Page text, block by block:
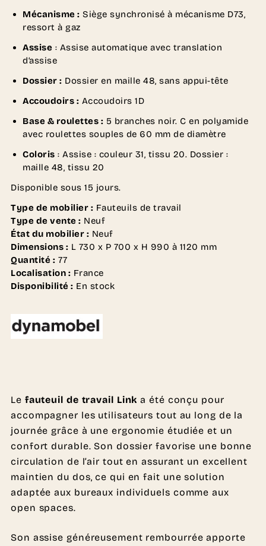
Mécanisme : Siège synchronisé à mécanisme D73,
ressort à gaz
Assise : Assise automatique avec translation
d’assise
Dossier : Dossier en maille 48, sans appui-tête
Accoudoirs : Accoudoirs 1D
Base & roulettes : 5 branches noir. C en polyamide
avec roulettes souples de 60 mm de diamètre
Coloris : Assise : couleur 31, tissu 20. Dossier :
maille 48, tissu 20
Disponible sous 15 jours.
Type de mobilier : Fauteuils de travail
Type de vente : Neuf
État du mobilier : Neuf
Dimensions : L 730 x P 700 x H 990 à 1120 mm
Quantité : 77
Localisation : France
Disponibilité : En stock
Le fauteuil de travail Link a été conçu pour
accompagner les utilisateurs tout au long de la
journée grâce à une ergonomie étudiée et un
confort durable. Son dossier favorise une bonne
circulation de l’air tout en assurant un excellent
maintien du dos, ce qui en fait une solution
adaptée aux bureaux individuels comme aux
open spaces.
Son assise généreusement rembourrée apporte